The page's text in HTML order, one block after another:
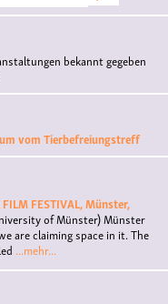
bekannt gegeben
vom Tierbefreiungstreff
FESTIVAL, Münster,
of Münster)Münster
are claiming space in it. The
...mehr...